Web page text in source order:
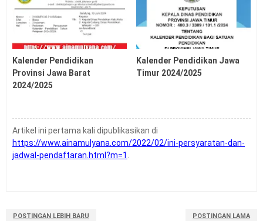
2026
Soal US USP PSSP ASSP SMP Tahun 2026
Soal US USP ASSP PSSP SD Tahun 2026
Latihan Soal UTBK SNBT Tahun 2026 PDF
Kalender Pendidikan
Provinsi Jawa Barat
2024/2025
Kalender Pendidikan Jawa
Timur 2024/2025
Artikel ini pertama kali dipublikasikan di
https://www.ainamulyana.com/2022/02/ini-persyaratan-dan-
jadwal-pendaftaran.html?m=1
POSTINGAN LEBIH BARU POSTINGAN LAMA